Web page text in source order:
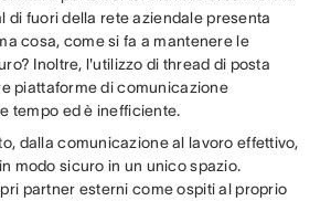
di fuori della rete aziendale presenta
cosa, come si fa a mantenere le
Inoltre, l'utilizzo di thread di posta
piattaforme di comunicazione
tempo ed è inefficiente.
dalla comunicazione al lavoro effettivo,
modo sicuro in un unico spazio.
partner esterni come ospiti al proprio